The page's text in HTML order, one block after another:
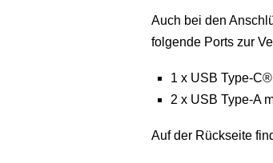
Auch bei den
folgende Ports zur
1 x USB Type-
2 x USB Type-A
Auf der Rückseite